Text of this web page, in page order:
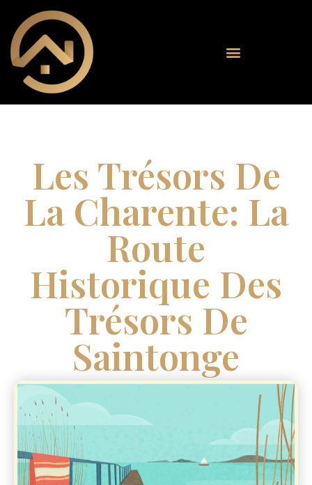
Les Trésors De
La Charente: La
Route
Historique Des
Trésors De
Saintonge